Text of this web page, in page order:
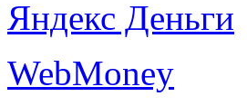
Яндекс Деньги
WebMoney